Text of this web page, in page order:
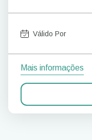
Válido Por
Mais informações